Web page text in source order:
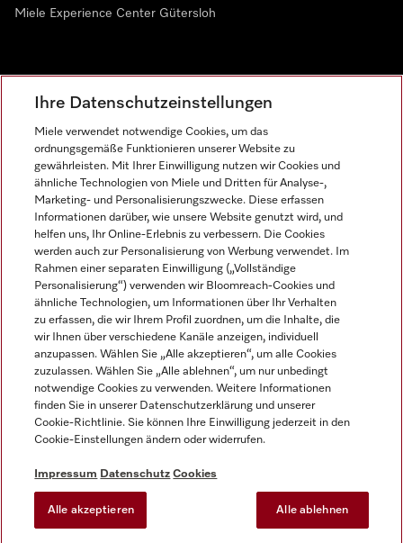
Miele Experience Center Gütersloh
AGB
Datenschutz
Nutzungsbedingungen
Barrierefreiheitserklärung
EU-Gesetzen über digitale Dienste
Cookie-Einstellungen
Miele auf Instagram
Miele auf Facebook
Miele auf Youtube
Ihre Datenschutzeinstellungen
Miele verwendet notwendige Cookies, um das
ordnungsgemäße Funktionieren unserer Website zu
gewährleisten. Mit Ihrer Einwilligung nutzen wir Cookies und
ähnliche Technologien von Miele und Dritten für Analyse-,
Marketing- und Personalisierungszwecke. Diese erfassen
Informationen darüber, wie unsere Website genutzt wird, und
helfen uns, Ihr Online-Erlebnis zu verbessern. Die Cookies
werden auch zur Personalisierung von Werbung verwendet. Im
Rahmen einer separaten Einwilligung („Vollständige
Personalisierung“) verwenden wir Bloomreach-Cookies und
ähnliche Technologien, um Informationen über Ihr Verhalten
zu erfassen, die wir Ihrem Profil zuordnen, um die Inhalte, die
wir Ihnen über verschiedene Kanäle anzeigen, individuell
anzupassen. Wählen Sie „Alle akzeptieren“, um alle Cookies
zuzulassen. Wählen Sie „Alle ablehnen“, um nur unbedingt
notwendige Cookies zu verwenden. Weitere Informationen
finden Sie in unserer Datenschutzerklärung und unserer
Cookie-Richtlinie. Sie können Ihre Einwilligung jederzeit in den
Cookie-Einstellungen ändern oder widerrufen.
Impressum Datenschutz Cookies
Alle akzeptieren Alle ablehnen